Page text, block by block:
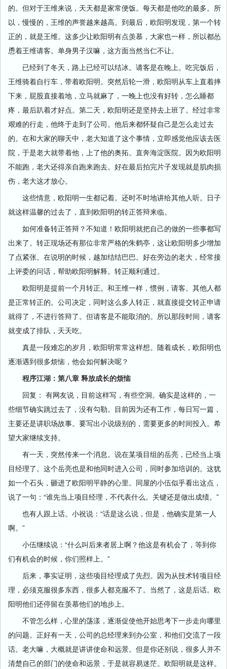
的。但对于王维来说，天天都是家常便饭。每天都是他吃的最多。所
以，慢慢的，王维的声誉越来越高。到最后，欧阳明发现，第一个转
正的，就是王维。这多少让欧阳明有点羡慕，大家也一样，所以都怂
恿着王维请客。单身男子汉嘛，这方面当然当仁不让。
已经到了冬天，路上已经可以结冰。请客是在晚上。吃完饭后，
王维骑着自行车，带着欧阳明。突然后轮一滑，欧阳明从车上直着摔
下来，屁股直接着地，立马就麻了，一晚上也没有好转，怎么睡都
疼，最后趴着才好点。第二天，欧阳明还是坚持去上班了。经过非常
艰难的行走，他终于走到了公司。他后来都怀疑自己是怎么走过去
的。在和大家的聊天中，老大知道了这个事情，立即感觉他应该去医
院，于是老大就带着他，上了他的奥拓。直奔海淀医院。因为欧阳明
不能跑，老大还得亲自跑来跑去。好在最后拍完片子发现就是肌肉损
伤，老大这才放心。
这些情意，欧阳明一生都记着。还时不时地讲给其他人听。日子
就这样温馨的过去了，直到欧阳明的转正答辩来临。
如何准备转正答辩？不知道！欧阳明就把自己的做的一些事都写
出来了。转正现场还有那位非常严格的朱鹤亭，这让欧阳明多少增加
了点紧张。在说明的时候，越加结结巴巴。好在旁边的老大，经常接
上评委的问话，帮助欧阳明解释。转正顺利通过。
欧阳明是提前一个月转正。和王维一样，惯例，请客。其他人都
是正常转正的。公司决定，同时这么多人转正，就直接提交转正申请
就得了，不进行答辩了。但请客是不能取消的。所以那段时间，请客
就变成了排队，天天吃。
真是一段难忘的岁月，欧阳明常常这样想。随着成长，欧阳明也
逐渐遇到很多烦恼，他会如何解决呢？
程序江湖：第八章 释放成长的烦恼
回复： 有网友说，目前这样写，有些空洞。确实是这样的，一
些细节确实跳过去了，没有勾勒。目前因为还有工作，每日写一篇，
主要还是讲职场故事。要写出小说级别的，需要更多的时间投入。希
望大家继续支持。
有一天，突然传来一个消息。说在某项目组的岳亮，已经当上项
目经理了。这个岳亮也是和他同时进入公司，同时参加培训的。这犹
如一个石头，砸进了欧阳明平静的心里。同屋的小伍似乎看出这点，
说了一句：“谁先当上项目经理，不代表什么。关键还是做出成绩。”
也有人跟上话。小祝说：“话是这么说，但是，他确实是第一人
啊。”
小伍继续说：“什么叫后来者居上啊？他这是有机会了，等到你
们有机会的时候，你们照样上。”
后来，事实证明，这些项目经理成了先烈。因为从技术转项目经
理，必须克服很多东西，很多人都克服不了。当然了，这是后话。欧
阳明他们还停留在羡慕他们的地步上。
不管怎么样，心里的荡漾，逐渐促使他开始思考下一步走向哪里
的问题。正好有一天，公司的总经理来到办公室，和他们交流了一段
话。老大嘛，大概就是讲讲使命和远景。但是你还别说，很多人并不
清楚自己的部门的使命和远景，于是就容易迷茫。欧阳明就是这样。